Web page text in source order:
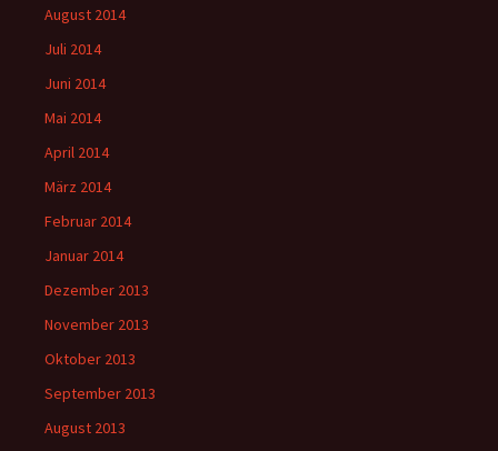
August 2014
Juli 2014
Juni 2014
Mai 2014
April 2014
März 2014
Februar 2014
Januar 2014
Dezember 2013
November 2013
Oktober 2013
September 2013
August 2013